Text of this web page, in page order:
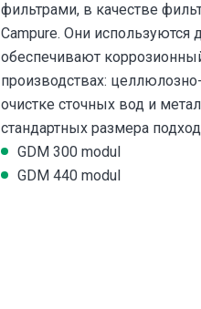
фильтрами, в качестве
Campure. Они используются
обеспечивают
производствах:
очистке сточных вод и
стандартных размера
GDM 300 modul
GDM 440 modul